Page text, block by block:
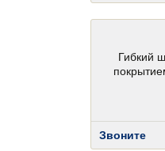
Гибкий
Звоните